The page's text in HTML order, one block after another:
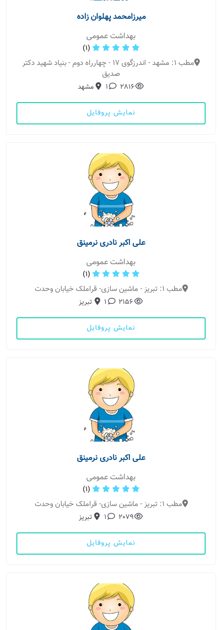
میرزامحمد پهلوان زاده
بهداشت عمومی
(1)
مطب 1: مشهد - اندرزگوی 17 - چهارراه دوم - بنیاد شهید دکتر
صدیق
2816
1 مشهد
نمایش پروفایل
علی اکبر نادری نرمینق
بهداشت عمومی
(1)
مطب 1: تبریز - ماشین سازی- قراملک خیابان وحدت
2156
1 تبریز
نمایش پروفایل
علی اکبر نادری نرمینق
بهداشت عمومی
(1)
مطب 1: تبریز - ماشین سازی- قراملک خیابان وحدت
2079
1 تبریز
نمایش پروفایل